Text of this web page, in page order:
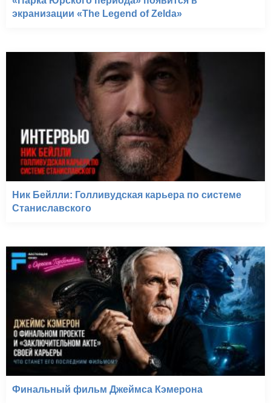
экранизации «The Legend of Zelda»
Ник Бейлли: Голливудская карьера по системе
Станиславского
Финальный фильм Джеймса Кэмерона